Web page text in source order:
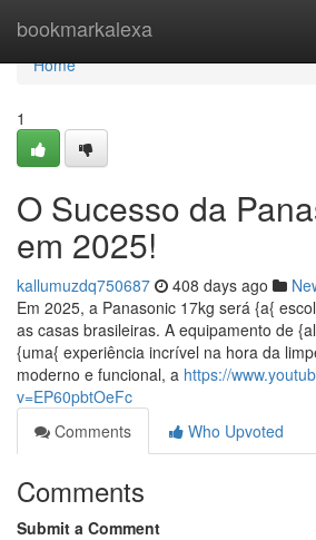
bookmarkalexa
Home
Home
1
O Sucesso da
em 2025!
kallumuzdq750687 408 days ago
Em 2025, a Panasonic 17kg será {a{
as casas brasileiras. A equipamento de
{uma{ experiência incrível na hora da
moderno e funcional, a https://
v=EP60pbtOeFc
Comments
Who Upvoted
Comments
Submit a Comment